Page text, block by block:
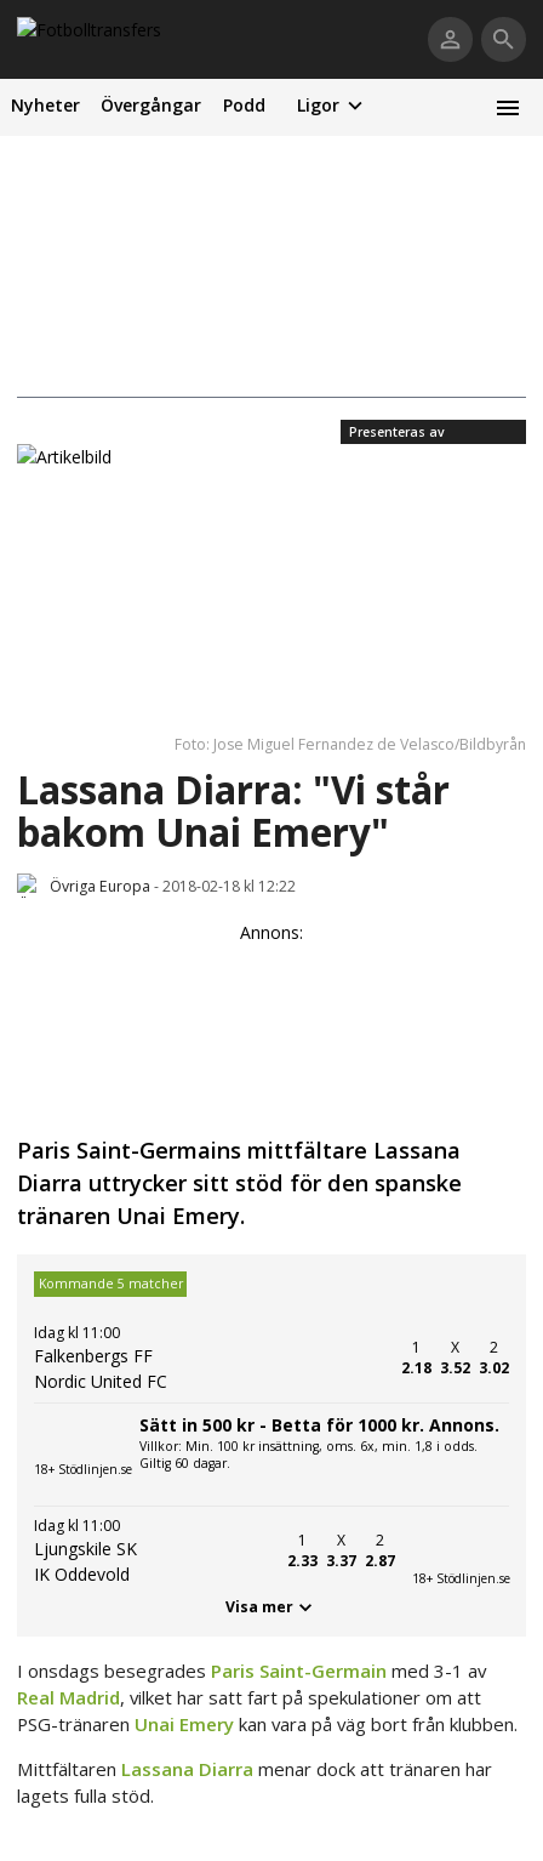
Nyheter Övergångar Podd Ligor
Presenteras av
Foto: Jose Miguel Fernandez de Velasco/Bildbyrån
Lassana Diarra: "Vi står
bakom Unai Emery"
Övriga Europa -2018-02-18 kl 12:22
Annons:
Paris Saint-Germains mittfältare Lassana
Diarra uttrycker sitt stöd för den spanske
tränaren Unai Emery.
Kommande 5 matcher
Idag kl 11:00
Falkenbergs FF
Nordic United FC
1
2.18
X
3.52
2
3.02
18+ Stödlinjen.se
Sätt in 500 kr - Betta för 1000 kr. Annons.
Villkor: Min. 100 kr insättning, oms. 6x, min. 1,8 i odds.
Giltig 60 dagar.
Idag kl 11:00
Ljungskile SK
IK Oddevold
1
2.33
X
3.37
2
2.87
18+ Stödlinjen.se
Visa mer
I onsdags besegrades Paris Saint-Germain med 3-1 av
Real Madrid, vilket har satt fart på spekulationer om att
PSG-tränaren Unai Emery kan vara på väg bort från klubben.
Mittfältaren Lassana Diarra menar dock att tränaren har
lagets fulla stöd.